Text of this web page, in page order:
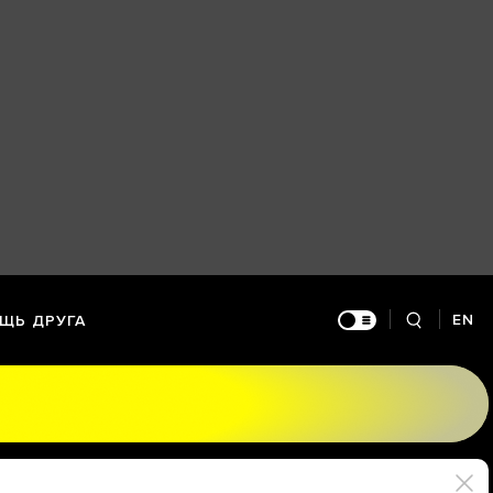
ДРУГА EN